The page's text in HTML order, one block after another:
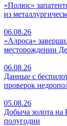
«Полюс»
из
06.08.26
«Алроса»
месторождении
06.08.26
Данные с
проверок
05.08.26
Добыча золота на
полугодии